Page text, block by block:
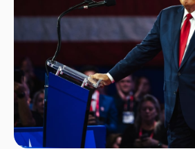
결론적으로 이런 그의 주장은 사실 여부를 떠나
신뢰를 얻은 것으로 풀이된다. 트럼프 전 대통령
'추방'을 내걸었다. 취임 첫날부터 가장 먼저 미국
작전을 펼치겠다고 공언한 만큼, 현실화할 가능
(현지시간) 트럼프 후보가 당선을 확정 지은 뒤 "
시행하기 위해 미국 정부의 각 부처를 동원할 것"이라고 보도했다. 매체는
트럼프 행정부에 참여할 가능성이 있는 인사들의
외교관에 이르기까지 모든 수단을 동원할 것"이라
러닝메이트였던 JD 밴스는 연간 100만 명을 추방할 수 있을 것이
추산했다. 실제 트럼프는 지난 2017~2021년 재
확대하려고 애쓴 바 있다.